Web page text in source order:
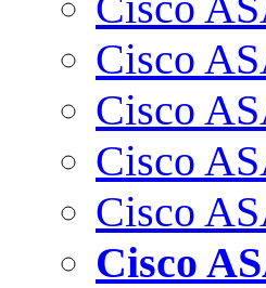
Cisco
Cisco
Cisco
Cisco
Cisco